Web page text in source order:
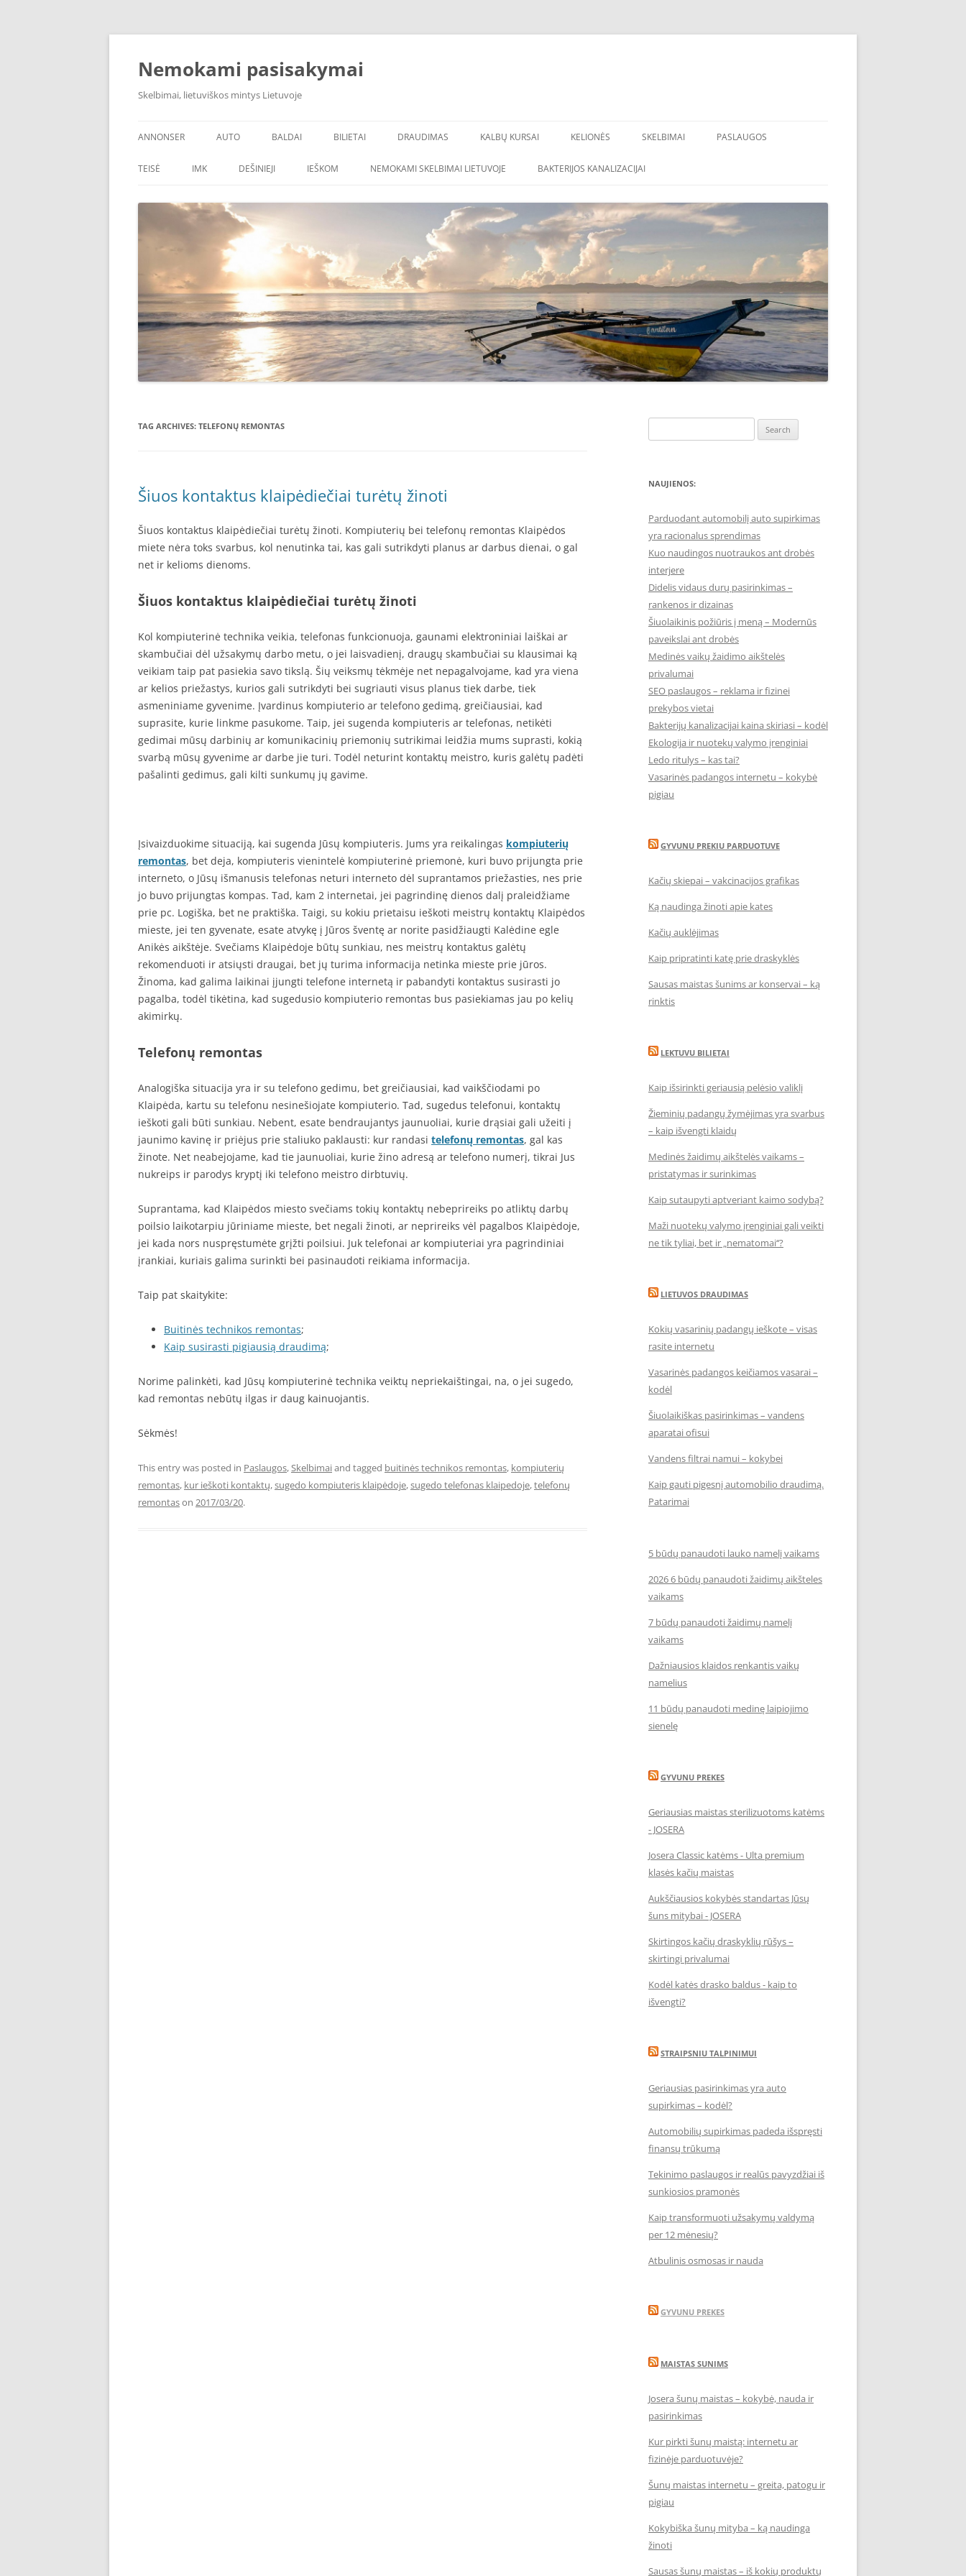
Skip
Nemokami pasisakymai
Skelbimai, lietuviškos mintys Lietuvoje
ANNONSER AUTO BALDAI BILIETAI DRAUDIMAS KALBŲ KURSAI KELIONĖS SKELBIMAI PASLAUGOS
TEISĖ IMK DEŠINIEJI IEŠKOM NEMOKAMI SKELBIMAI LIETUVOJE BAKTERIJOS KANALIZACIJAI
TAG ARCHIVES: TELEFONŲ REMONTAS
Šiuos kontaktus klaipėdiečiai turėtų žinoti
Šiuos kontaktus klaipėdiečiai turėtų žinoti. Kompiuterių bei telefonų remontas Klaipėdos
miete nėra toks svarbus, kol nenutinka tai, kas gali sutrikdyti planus ar darbus dienai, o gal
net ir kelioms dienoms.
Šiuos kontaktus klaipėdiečiai turėtų žinoti
Kol kompiuterinė technika veikia, telefonas funkcionuoja, gaunami elektroniniai laiškai ar
skambučiai dėl užsakymų darbo metu, o jei laisvadienį, draugų skambučiai su klausimai ką
veikiam taip pat pasiekia savo tikslą. Šių veiksmų tėkmėje net nepagalvojame, kad yra viena
ar kelios priežastys, kurios gali sutrikdyti bei sugriauti visus planus tiek darbe, tiek
asmeniniame gyvenime. Įvardinus kompiuterio ar telefono gedimą, greičiausiai, kad
suprasite, kurie linkme pasukome. Taip, jei sugenda kompiuteris ar telefonas, netikėti
gedimai mūsų darbinių ar komunikacinių priemonių sutrikimai leidžia mums suprasti, kokią
svarbą mūsų gyvenime ar darbe jie turi. Todėl neturint kontaktų meistro, kuris galėtų padėti
pašalinti gedimus, gali kilti sunkumų jų gavime.
Įsivaizduokime situaciją, kai sugenda Jūsų kompiuteris. Jums yra reikalingas kompiuterių
remontas, bet deja, kompiuteris vienintelė kompiuterinė priemonė, kuri buvo prijungta prie
interneto, o Jūsų išmanusis telefonas neturi interneto dėl suprantamos priežasties, nes prie
jo buvo prijungtas kompas. Tad, kam 2 internetai, jei pagrindinę dienos dalį praleidžiame
prie pc. Logiška, bet ne praktiška. Taigi, su kokiu prietaisu ieškoti meistrų kontaktų Klaipėdos
mieste, jei ten gyvenate, esate atvykę į Jūros šventę ar norite pasidžiaugti Kalėdine egle
Anikės aikštėje. Svečiams Klaipėdoje būtų sunkiau, nes meistrų kontaktus galėtų
rekomenduoti ir atsiųsti draugai, bet jų turima informacija netinka mieste prie jūros.
Žinoma, kad galima laikinai įjungti telefone internetą ir pabandyti kontaktus susirasti jo
pagalba, todėl tikėtina, kad sugedusio kompiuterio remontas bus pasiekiamas jau po kelių
akimirkų.
Telefonų remontas
Analogiška situacija yra ir su telefono gedimu, bet greičiausiai, kad vaikščiodami po
Klaipėda, kartu su telefonu nesinešiojate kompiuterio. Tad, sugedus telefonui, kontaktų
ieškoti gali būti sunkiau. Nebent, esate bendraujantys jaunuoliai, kurie drąsiai gali užeiti į
jaunimo kavinę ir priėjus prie staliuko paklausti: kur randasi telefonų remontas, gal kas
žinote. Net neabejojame, kad tie jaunuoliai, kurie žino adresą ar telefono numerį, tikrai Jus
nukreips ir parodys kryptį iki telefono meistro dirbtuvių.
Suprantama, kad Klaipėdos miesto svečiams tokių kontaktų nebeprireiks po atliktų darbų
poilsio laikotarpiu jūriniame mieste, bet negali žinoti, ar neprireiks vėl pagalbos Klaipėdoje,
jei kada nors nuspręstumėte grįžti poilsiui. Juk telefonai ar kompiuteriai yra pagrindiniai
įrankiai, kuriais galima surinkti bei pasinaudoti reikiama informacija.
Taip pat skaitykite:
Buitinės technikos remontas;
Kaip susirasti pigiausią draudimą;
Norime palinkėti, kad Jūsų kompiuterinė technika veiktų nepriekaištingai, na, o jei sugedo,
kad remontas nebūtų ilgas ir daug kainuojantis.
Sėkmės!
This entry was posted in Paslaugos,Skelbimaiand tagged buitinės technikos remontas, kompiuterių
remontas, kur ieškoti kontaktų,sugedo kompiuteris klaipėdoje,sugedo telefonas klaipedoje,telefonų
remontason 2017/03/20.
for:
NAUJIENOS:
Parduodant automobilį auto supirkimas
yra racionalus sprendimas
Kuo naudingos nuotraukos ant drobės
interjere
Didelis vidaus durų pasirinkimas –
rankenos ir dizainas
Šiuolaikinis požiūris į meną – Modernūs
paveikslai ant drobės
Medinės vaikų žaidimo aikštelės
privalumai
SEO paslaugos – reklama ir fizinei
prekybos vietai
Bakterijų kanalizacijai kaina skiriasi – kodėl
Ekologija ir nuotekų valymo įrenginiai
Ledo ritulys – kas tai?
Vasarinės padangos internetu – kokybė
pigiau
GYVUNU PREKIU PARDUOTUVE
Kačių skiepai – vakcinacijos grafikas
Ką naudinga žinoti apie kates
Kačių auklėjimas
Kaip pripratinti katę prie draskyklės
Sausas maistas šunims ar konservai – ką
rinktis
LEKTUVU BILIETAI
Kaip išsirinkti geriausią pelėsio valiklį
Žieminių padangų žymėjimas yra svarbus
– kaip išvengti klaidų
Medinės žaidimų aikštelės vaikams –
pristatymas ir surinkimas
Kaip sutaupyti aptveriant kaimo sodybą?
Maži nuotekų valymo įrenginiai gali veikti
ne tik tyliai, bet ir „nematomai‘‘?
LIETUVOS DRAUDIMAS
Kokių vasarinių padangų ieškote – visas
rasite internetu
Vasarinės padangos keičiamos vasarai –
kodėl
Šiuolaikiškas pasirinkimas – vandens
aparatai ofisui
Vandens filtrai namui – kokybei
Kaip gauti pigesnį automobilio draudimą.
Patarimai
5 būdų panaudoti lauko namelį vaikams
2026 6 būdų panaudoti žaidimų aikšteles
vaikams
7 būdų panaudoti žaidimų namelį
vaikams
Dažniausios klaidos renkantis vaikų
namelius
11 būdų panaudoti medinę laipiojimo
sienelę
GYVUNU PREKES
Geriausias maistas sterilizuotoms katėms
- JOSERA
Josera Classic katėms - Ulta premium
klasės kačių maistas
Aukščiausios kokybės standartas Jūsų
šuns mitybai - JOSERA
Skirtingos kačių draskyklių rūšys –
skirtingi privalumai
Kodėl katės drasko baldus - kaip to
išvengti?
STRAIPSNIU TALPINIMUI
Geriausias pasirinkimas yra auto
supirkimas – kodėl?
Automobilių supirkimas padeda išspręsti
finansų trūkumą
Tekinimo paslaugos ir realūs pavyzdžiai iš
sunkiosios pramonės
Kaip transformuoti užsakymų valdymą
per 12 mėnesių?
Atbulinis osmosas ir nauda
GYVUNU PREKES
MAISTAS SUNIMS
Josera šunų maistas – kokybė, nauda ir
pasirinkimas
Kur pirkti šunų maistą: internetu ar
fizinėje parduotuvėje?
Šunų maistas internetu – greita, patogu ir
pigiau
Kokybiška šunų mityba – ką naudinga
žinoti
Sausas šunų maistas – iš kokių produktų